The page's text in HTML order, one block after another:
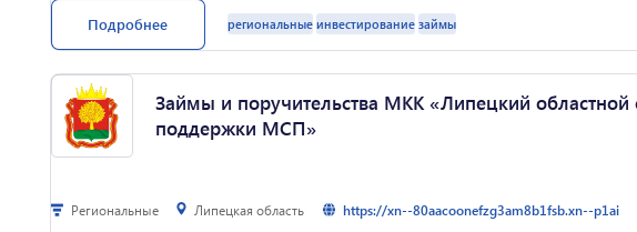
Льготное заёмное софинансирование на проекты.
Целевое назначение – инвестиции в промышленность.
Сумма займа от 5 млн рублей. Ставка 1-5 % годовых.
Подробнее региональные инвестирование займы
Займы и поручительства МКК «Липецкий
поддержки МСП»
Региональные Липецкая область https://xn--80aacoonefzg3am8b1fsb.xn--p1ai